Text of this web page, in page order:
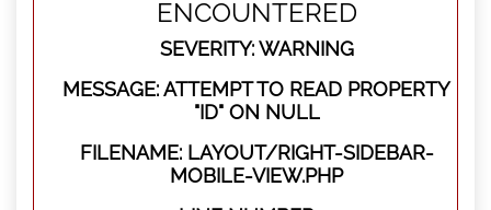
ENCOUNTERED
SEVERITY: WARNING
MESSAGE: ATTEMPT TO READ PROPERTY
"ID" ON NULL
FILENAME: LAYOUT/RIGHT-SIDEBAR-
MOBILE-VIEW.PHP